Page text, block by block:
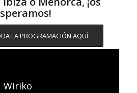
LA PROGRAMACIÓN AQUÍ
Wiriko